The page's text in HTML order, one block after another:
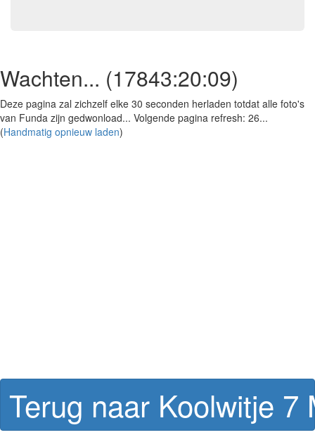
Wachten... (17843:20:09)
Deze pagina zal zichzelf elke 30 seconden herladen totdat alle foto's
van Funda zijn gedwonload... Volgende pagina refresh: 25...
(Handmatig opnieuw laden)
Terug naar Koolwitje 7